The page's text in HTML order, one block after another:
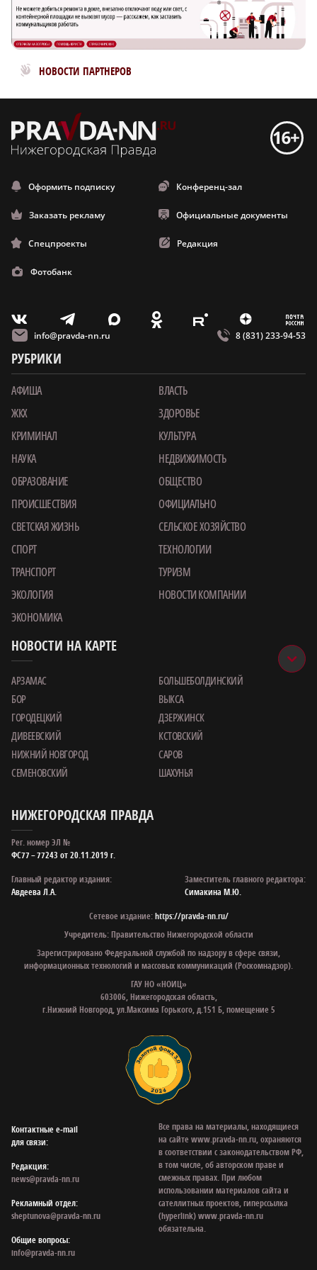
НОВОСТИ ПАРТНЕРОВ
Новости МирТесен
Оформить подписку Конференц-зал
Заказать рекламу Официальные документы
Спецпроекты Редакция
Фотобанк
V T X O E Z m
info@pravda-nn.ru 8 (831) 233-94-53
РУБРИКИ
АФИША
ВЛАСТЬ
ЖКХ
ЗДОРОВЬЕ
КРИМИНАЛ
КУЛЬТУРА
НАУКА
НЕДВИЖИМОСТЬ
ОБРАЗОВАНИЕ
ОБЩЕСТВО
ПРОИСШЕСТВИЯ
ОФИЦИАЛЬНО
СВЕТСКАЯ ЖИЗНЬ
СЕЛЬСКОЕ ХОЗЯЙСТВО
СПОРТ
ТЕХНОЛОГИИ
ТРАНСПОРТ
ТУРИЗМ
ЭКОЛОГИЯ
НОВОСТИ КОМПАНИИ
ЭКОНОМИКА
НОВОСТИ НА КАРТЕ
АРЗАМАС
БОЛЬШЕБОЛДИНСКИЙ
БОР
ВЫКСА
ГОРОДЕЦКИЙ
ДЗЕРЖИНСК
ДИВЕЕВСКИЙ
КСТОВСКИЙ
НИЖНИЙ НОВГОРОД
САРОВ
СЕМЕНОВСКИЙ
ШАХУНЬЯ
НИЖЕГОРОДСКАЯ ПРАВДА
Рег. номер ЭЛ №
ФС77 – 77243 от 20.11.2019 г.
Главный редактор издания:
Авдеева Л.А.
Заместитель главного редактора:
Симакина М.Ю.
Сетевое издание:https://pravda-nn.ru/
Учредитель: Правительство Нижегородской области
Зарегистрировано Федеральной службой по надзору в сфере связи,
информационных технологий и массовых коммуникаций (Роскомнадзор).
ГАУ НО «НОИЦ»
603006, Нижегородская область,
г.Нижний Новгород, ул.Максима Горького, д.151 Б, помещение 5
Контактные e‑mail
для связи:
Редакция:
news@pravda-nn.ru
Рекламный отдел:
sheptunova@pravda-nn.ru
Общие вопросы:
info@pravda-nn.ru
Все права на материалы, находящиеся
на сайте www.pravda-nn.ru, охраняются
в соответствии с законодательством РФ,
в том числе, об авторском праве и
смежных правах. При любом
использовании материалов сайта и
сателлитных проектов, гиперссылка
(hyperlink) www.pravda-nn.ru
обязательна.